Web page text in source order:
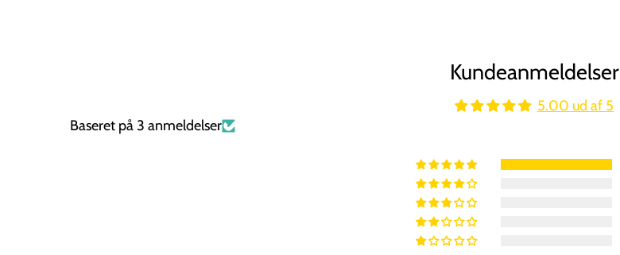
Kundeanmeldelser
5.00 ud af 5
Baseret på 3 anmeldelser